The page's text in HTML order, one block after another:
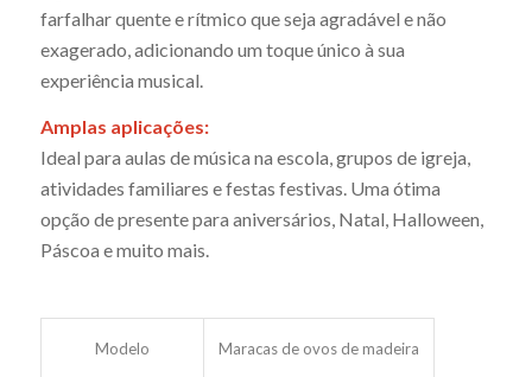
farfalhar quente e rítmico que seja agradável e não
exagerado, adicionando um toque único à sua
experiência musical.
Amplas aplicações:
Ideal para aulas de música na escola, grupos de igreja,
atividades familiares e festas festivas. Uma ótima
opção de presente para aniversários, Natal, Halloween,
Páscoa e muito mais.
Modelo Maracas de ovos de madeira